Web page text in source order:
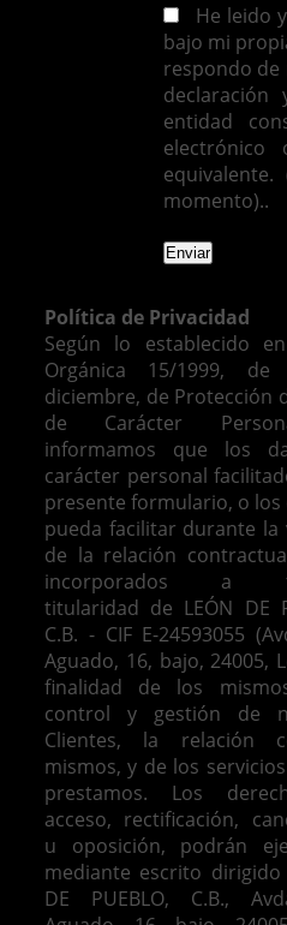
He leido y
bajo mi
respondo de
entidad
electrónico
momento)..
Política de Privacidad
Según lo establecido
Orgánica 15/1999,
diciembre, de Protección
de Carácter
informamos que los
carácter personal
presente formulario, o los
pueda facilitar durante la
de la relación
incorporados a
titularidad de LEÓN DE
C.B. - CIF E-24593055
Aguado, 16, bajo, 24005,
finalidad de los
control y gestión de
Clientes, la relación
mismos, y de los
prestamos.
Los
acceso, rectificación,
u oposición, podrán
mediante escrito dirigido
DE PUEBLO, C.B.,